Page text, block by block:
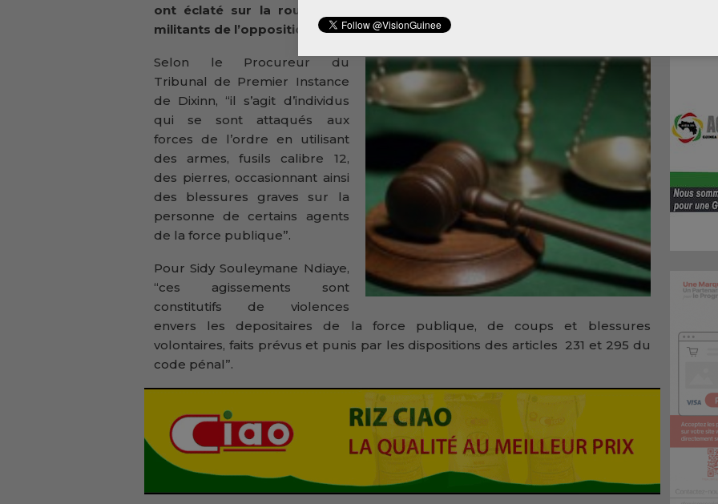
ont éclaté sur la route Le Prince, entre les forces de sécurités et des
militants de l’opposition.
Selon le Procureur du
Tribunal de Premier Instance
de Dixinn, “il s’agit d’individus
qui se sont attaqués aux
forces de l’ordre en utilisant
des armes, fusils calibre 12,
des pierres, occasionnant ainsi
des blessures graves sur la
personne de certains agents
de la force publique”.
Pour Sidy Souleymane Ndiaye,
“ces agissements sont
constitutifs de violences
envers les depositaires de la force publique, de coups et blessures
volontaires, faits prévus et punis par les dispositions des articles 231 et 295 du
code pénal”.